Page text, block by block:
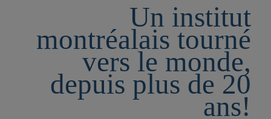
Un institut
montréalais tourné
vers le monde,
depuis plus de 20
ans!